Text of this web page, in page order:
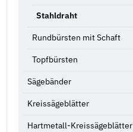
Stahldraht
Rundbürsten mit Schaft
Topfbürsten
Sägebänder
Kreissägeblätter
Hartmetall-Kreissägeblätter